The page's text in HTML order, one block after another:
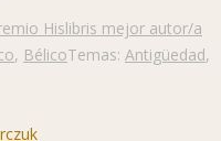
Hislibris mejor autor/a
, BélicoTemas: Antigüedad,